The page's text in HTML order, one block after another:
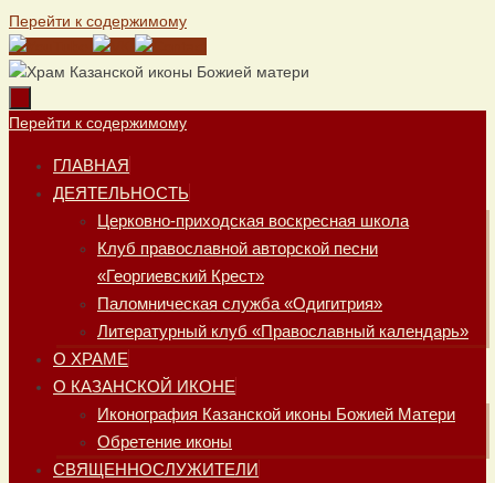
Перейти к содержимому
Перейти к содержимому
ГЛАВНАЯ
ДЕЯТЕЛЬНОСТЬ
Церковно-приходская воскресная школа
Клуб православной авторской песни
«Георгиевский Крест»
Паломническая служба «Одигитрия»
Литературный клуб «Православный календарь»
О ХРАМЕ
О КАЗАНСКОЙ ИКОНЕ
Иконография Казанской иконы Божией Матери
Обретение иконы
СВЯЩЕННОСЛУЖИТЕЛИ